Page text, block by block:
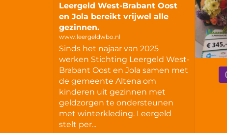
Leergeld West-Brabant Oost
en Jola bereikt vrijwel alle
gezinnen.
www.leergeldwbo.nl
Sinds het najaar van 2025
werken Stichting Leergeld West-
Brabant Oost en Jola samen met
de gemeente Altena om
kinderen uit gezinnen met
geldzorgen te ondersteunen
met winterkleding. Leergeld
stelt per...